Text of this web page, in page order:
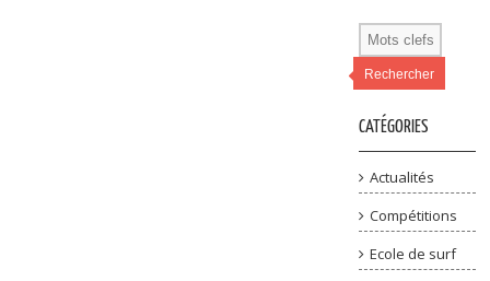
Rechercher
CATÉGORIES
Actualités
Compétitions
Ecole de surf